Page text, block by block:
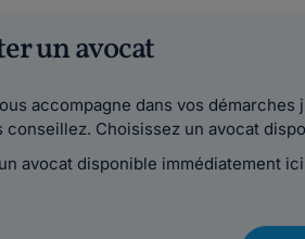
un avocat
accompagne dans vos
conseillez. Choisissez un avocat
avocat disponible immédiatement